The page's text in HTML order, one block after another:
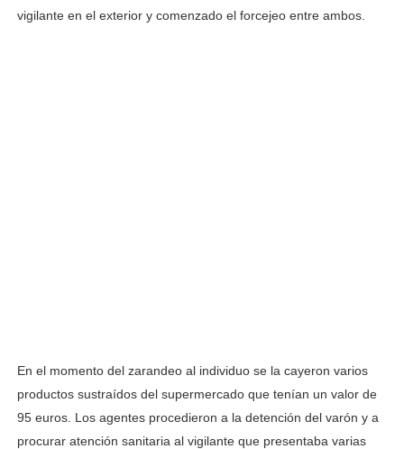
vigilante en el exterior y comenzado el forcejeo entre ambos.
En el momento del zarandeo al individuo se la cayeron varios
productos sustraídos del supermercado que tenían un valor de
95 euros. Los agentes procedieron a la detención del varón y a
procurar atención sanitaria al vigilante que presentaba varias